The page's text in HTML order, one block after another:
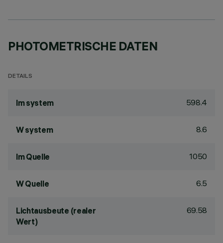
PHOTOMETRISCHE DATEN
DETAILS
lm system 598.4
W system 8.6
lm Quelle 1050
W Quelle 6.5
Lichtausbeute (realer
Wert)
69.58